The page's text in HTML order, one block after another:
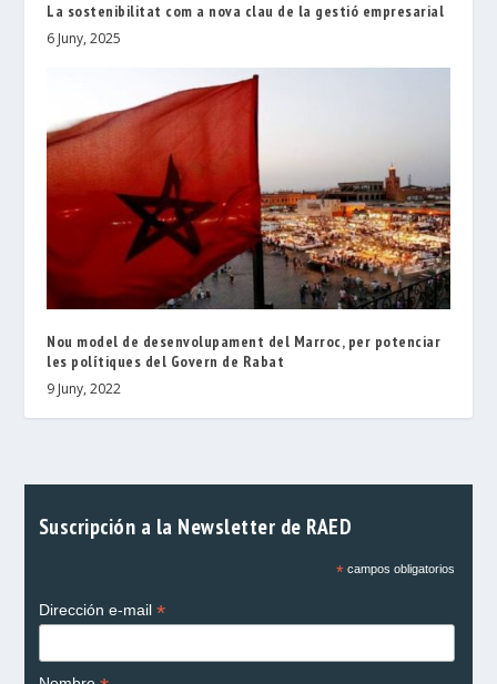
La sostenibilitat com a nova clau de la gestió empresarial
6 Juny, 2025
Nou model de desenvolupament del Marroc, per potenciar
les polítiques del Govern de Rabat
9 Juny, 2022
Suscripción a la Newsletter de RAED
*campos obligatorios
Dirección e-mail *